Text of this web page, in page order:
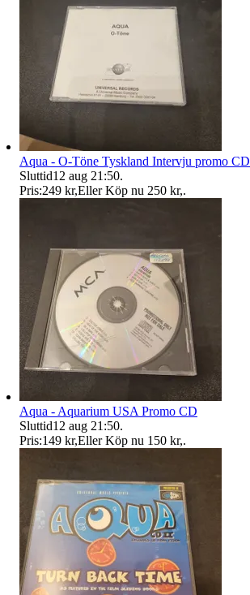
Aqua - O-Töne Tyskland Intervju promo CD
Sluttid12 aug 21:50.
Pris:249 kr,Eller Köp nu 250 kr,.
Aqua - Aquarium USA Promo CD
Sluttid12 aug 21:50.
Pris:149 kr,Eller Köp nu 150 kr,.